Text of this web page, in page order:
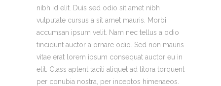
nibh id elit. Duis sed odio sit amet nibh
vulputate cursus a sit amet mauris. Morbi
accumsan ipsum velit. Nam nec tellus a odio
tincidunt auctor a ornare odio. Sed non mauris
vitae erat lorem ipsum consequat auctor eu in
elit. Class aptent taciti aliquet ad litora torquent
per conubia nostra, per inceptos himenaeos.